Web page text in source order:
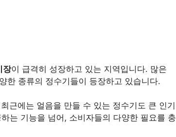
장이 급격히 성장하고 있는 지역입니다. 많은
한 종류의 정수기들이 등장하고 있습니다.
근에는 얼음을 만들 수 있는 정수기도 큰 인기
는 기능을 넘어, 소비자들의 다양한 필요를 충